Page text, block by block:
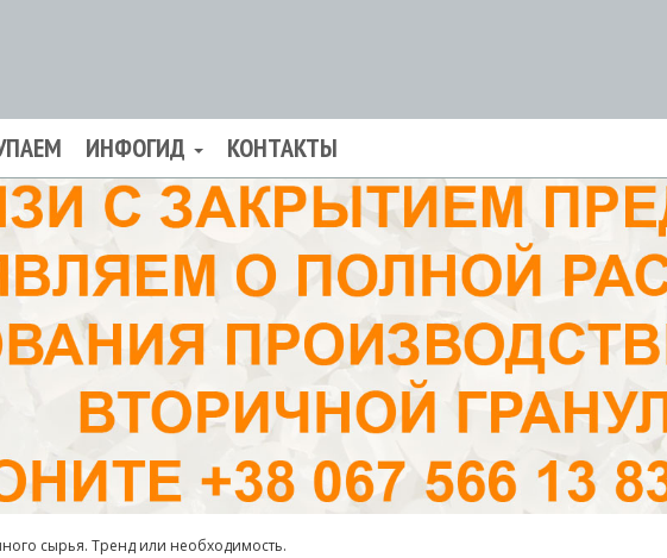
ИНФОГИД КОНТАКТЫ
сырья. Тренд или необходимость.